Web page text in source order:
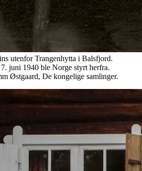
utenfor Trangenhytta i Balsfjord.
juni 1940 ble Norge styrt herfra.
Østgaard, De kongelige samlinger.